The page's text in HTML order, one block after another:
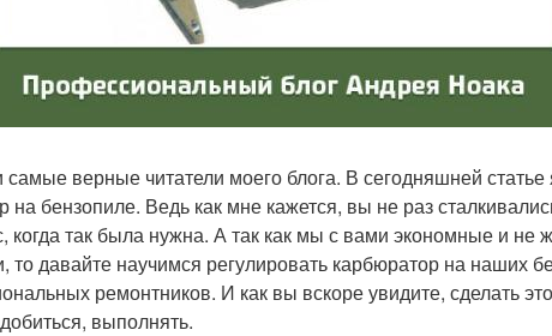
верные читатели моего блога. В сегодняшней
на бензопиле. Ведь как мне кажется, вы не раз
когда так была нужна. А так как мы с вами экономные и не
то давайте научимся регулировать карбюратор на наших
ремонтников. И как вы вскоре увидите, сделать
выполнять.